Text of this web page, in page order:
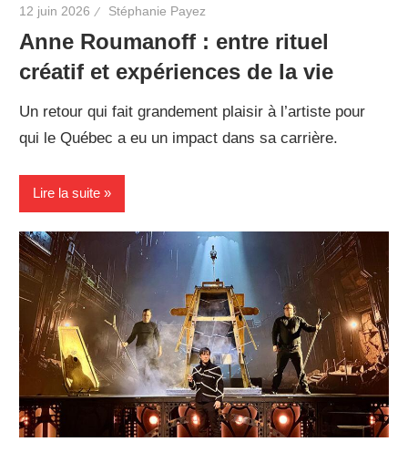
12 juin 2026 Stéphanie Payez
Anne Roumanoff : entre rituel
créatif et expériences de la vie
Un retour qui fait grandement plaisir à l’artiste pour
qui le Québec a eu un impact dans sa carrière.
Lire la suite